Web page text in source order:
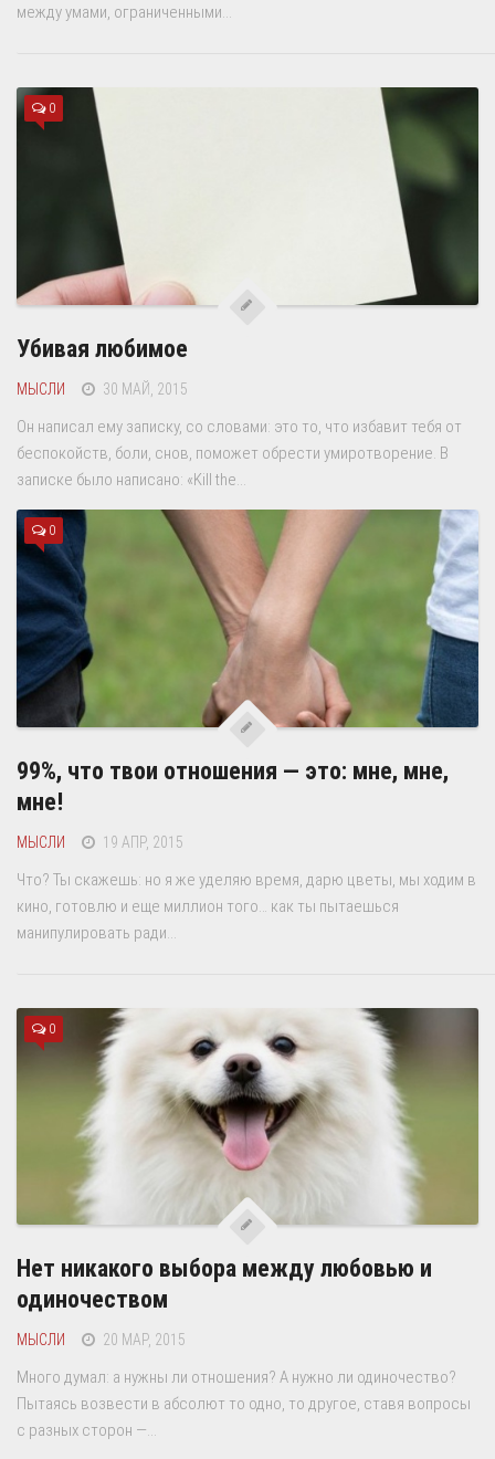
между умами, ограниченными...
0
Убивая любимое
МЫСЛИ 30 МАЙ, 2015
Он написал ему записку, со словами: это то, что избавит тебя от
беспокойств, боли, снов, поможет обрести умиротворение. В
записке было написано: «Kill the...
0
99%, что твои отношения — это: мне, мне,
мне!
МЫСЛИ 19 АПР, 2015
Что? Ты скажешь: но я же уделяю время, дарю цветы, мы ходим в
кино, готовлю и еще миллион того… как ты пытаешься
манипулировать ради...
0
Нет никакого выбора между любовью и
одиночеством
МЫСЛИ 20 МАР, 2015
Много думал: а нужны ли отношения? А нужно ли одиночество?
Пытаясь возвести в абсолют то одно, то другое, ставя вопросы
с разных сторон —...